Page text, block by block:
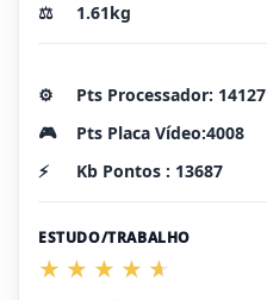
⚖️
1.61kg
⚙️
Pts Processador: 14127
🎮
Pts Placa Vídeo:4008
⚡
Kb Pontos : 13687
ESTUDO/TRABALHO